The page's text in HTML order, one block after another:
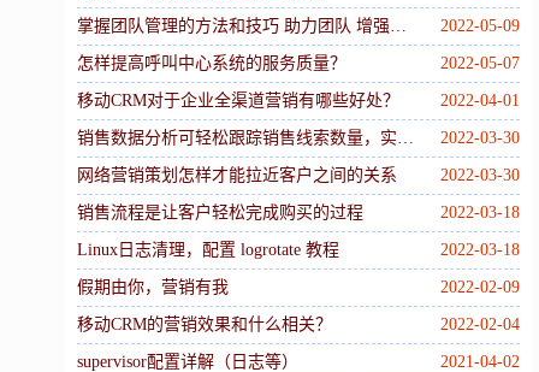
2022-05-09
掌握团队管理的方法和技巧 助力团队 增强执行力
2022-05-07
怎样提高呼叫中心系统的服务质量？
2022-04-01
移动CRM对于企业全渠道营销有哪些好处？
2022-03-30
销售数据分析可轻松跟踪销售线索数量，实时查看销售数据分析报告
2022-03-30
网络营销策划怎样才能拉近客户之间的关系
2022-03-18
销售流程是让客户轻松完成购买的过程
2022-03-18
Linux日志清理，配置 logrotate 教程
2022-02-09
假期由你，营销有我
2022-02-04
移动CRM的营销效果和什么相关？
2021-04-02
supervisor配置详解（日志等）